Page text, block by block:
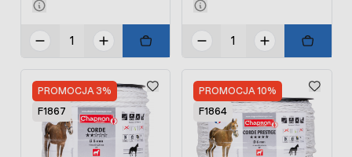
PROMOCJA 3%
F1867
PROMOCJA 10%
F1864